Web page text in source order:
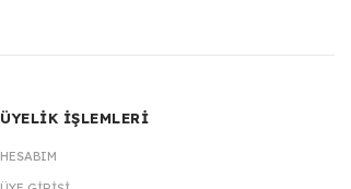
ÜYELİK İŞLEMLERİ
HESABIM